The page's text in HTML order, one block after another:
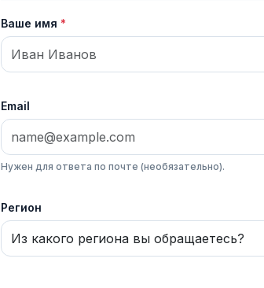
Ваше имя
Email
Нужен для ответа по почте (необязательно).
Регион